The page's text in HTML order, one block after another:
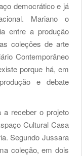
democrático e já
Mariano o
entre a produção
coleções de arte
Contemporâneo
porque há, em
e debate
receber o projeto
Cultural Casa
Segundo Jussara
coleção, em dois